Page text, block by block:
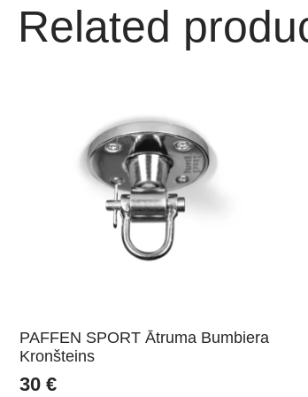
Related
PAFFEN SPORT Ātruma Bumbiera
Kronšteins
30 €